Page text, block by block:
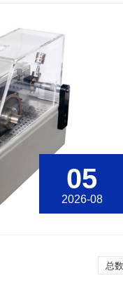
05
2026-08
总